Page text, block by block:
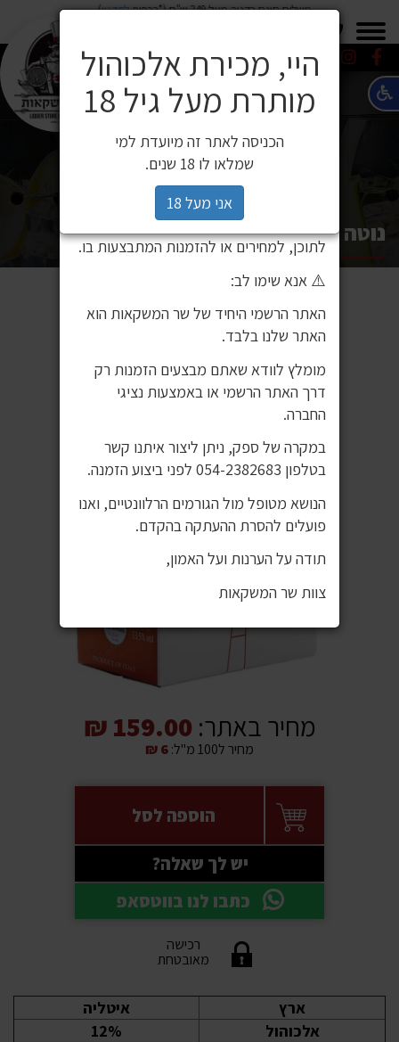
משלוח חינם בקניה מעל 249 ש"ח (*בכפוף לתקנון)
נוטה רוסה פרימיטיבו סאלנטו 3 ליטר
מחיר באתר: 159.00 ₪
מחיר ל100 מ"ל:
הוספה לסל
יש לך שאלה?
כתבו לנו בווטסאפ
רכישה
מאובטחת
ארץ
איטליה
אלכוהול
12%
⚠️ הודעה חשובה ללקוחותינו
לאחרונה זיהינו כי גורם חיצוני העתיק את
בהם שימוש ללא אישור. מדובר באתר שאינו
שייך לחברת שר המשקאות, ואיננו אחראים
לתוכן, למחירים או להזמנות המתבצעות בו.
⚠️ אנא שימו לב:
האתר הרשמי היחיד של שר המשקאות הוא
האתר שלנו בלבד.
מומלץ לוודא שאתם מבצעים הזמנות רק
דרך האתר הרשמי או באמצעות נציגי
החברה.
במקרה של ספק, ניתן ליצור איתנו קשר
בטלפון 054-2382683 לפני ביצוע הזמנה.
הנושא מטופל מול הגורמים הרלוונטיים, ואנו
פועלים להסרת ההעתקה בהקדם.
תודה על הערנות ועל האמון,
צוות שר המשקאות
היי, מכירת אלכוהול
מותרת מעל גיל 18
הכניסה לאתר זה מיועדת למי
שמלאו לו 18 שנים.
אני מעל 18